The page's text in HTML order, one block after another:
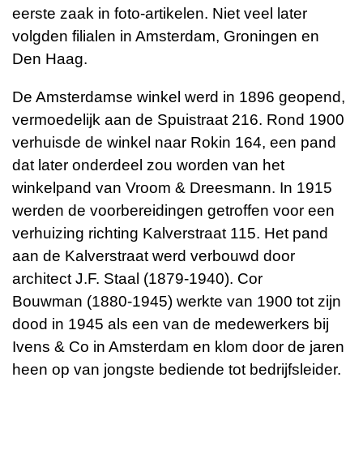
eerste zaak in foto-artikelen. Niet veel later
volgden filialen in Amsterdam, Groningen en
Den Haag.
De Amsterdamse winkel werd in 1896 geopend,
vermoedelijk aan de Spuistraat 216. Rond 1900
verhuisde de winkel naar Rokin 164, een pand
dat later onderdeel zou worden van het
winkelpand van Vroom & Dreesmann. In 1915
werden de voorbereidingen getroffen voor een
verhuizing richting Kalverstraat 115. Het pand
aan de Kalverstraat werd verbouwd door
architect J.F. Staal (1879-1940). Cor
Bouwman (1880-1945) werkte van 1900 tot zijn
dood in 1945 als een van de medewerkers bij
Ivens & Co in Amsterdam en klom door de jaren
heen op van jongste bediende tot bedrijfsleider.